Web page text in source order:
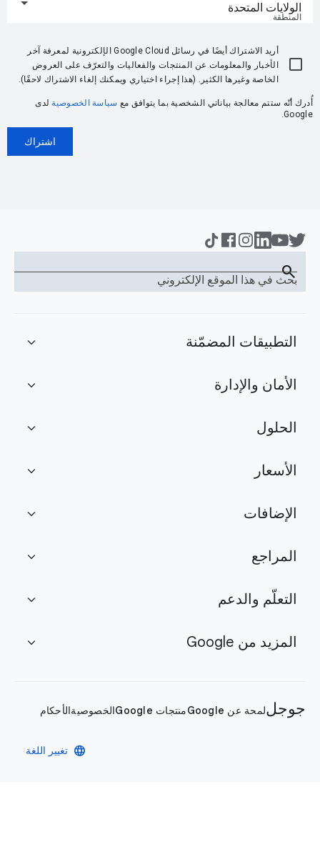
المنطقة
الولايات المتحدة
أريد الاشتراك أيضًا في رسائل Google Cloud الإلكترونية لمعرفة آخر
الأخبار والمعلومات عن المنتجات والفعاليات والتعرّف على العروض
الخاصة وغيرها الكثير. (هذا إجراء اختياري ويمكنك إلغاء الاشتراك لاحقًا).
أُدرك أنّه ستتم معالجة بياناتي الشخصية بما يتوافق مع سياسة الخصوصية لدى
Google.
اشتراك
بحث في هذا الموقع الإلكتروني
search
التطبيقات المضمّنة expand_more
الأمان والإدارة expand_more
الحلول expand_more
الأسعار expand_more
الإضافات expand_more
المراجع expand_more
التعلّم والدعم expand_more
المزيد من Google expand_more
جوجللمحة عن Google منتجات Google الخصوصيةالأحكام
language تغيير اللغة